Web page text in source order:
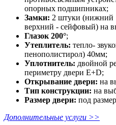
опорных подшипниках;
Замки: 2 штуки (нижний
верхний - сейфовый) на
Глазок 200°;
Утеплитель: тепло-
пенополистирол) 40мм;
Уплотнитель: двойной
периметру двери E+D;
Открывание двери: на
Тип конструкции: на
Размер двери: под
Дополнительные услуги >>